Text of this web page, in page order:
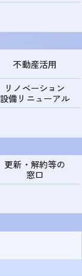
不動産活用
リノベーション
設備リニューアル
更新・解約等の
窓口